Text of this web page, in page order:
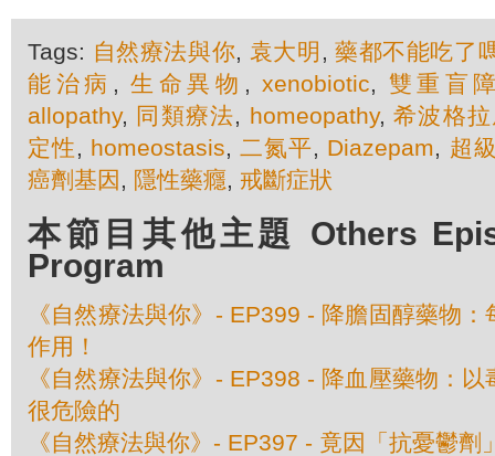
Tags: 自然療法與你, 袁大明 ,藥都不能吃了
能治病 ,生命異物 ,xenobiotic, 雙重盲
allopathy, 同類療法, homeopathy,希波格
定性, homeostasis,二氮平, Diazepam, 超
癌劑基因 , 隱性藥癮, 戒斷症狀
本節目其他主題 Others
Program
《自然療法與你》- EP399 - 降膽固醇藥物
作用！
《自然療法與你》- EP398 - 降血壓藥物：
很危險的
《自然療法與你》- EP397 - 竟因「抗憂鬱劑